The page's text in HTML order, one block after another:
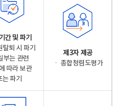
간 및 파기
탈퇴 시 파기
부는 관련
따라 보관
는 파기
제3자 제공
ㆍ 종합청렴도평가